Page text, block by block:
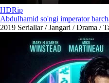
HDRip
Abdulhamid so'ngi imperator
2019 Seriallar / Jangari / Drama /